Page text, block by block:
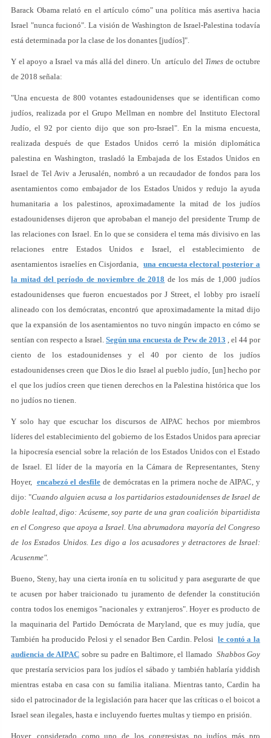
Barack Obama relató en el artículo cómo" una política más asertiva hacia
Israel "nunca fucionó". La visión de Washington de Israel-Palestina todavía
está determinada por la clase de los donantes [judíos]".
Y el apoyo a Israel va más allá del dinero. Un artículo del Times de octubre
de 2018 señala:
"Una encuesta de 800 votantes estadounidenses que se identifican como
judíos, realizada por el Grupo Mellman en nombre del Instituto Electoral
Judío, el 92 por ciento dijo que son pro-Israel". En la misma encuesta,
realizada después de que Estados Unidos cerró la misión diplomática
palestina en Washington, trasladó la Embajada de los Estados Unidos en
Israel de Tel Aviv a Jerusalén, nombró a un recaudador de fondos para los
asentamientos como embajador de los Estados Unidos y redujo la ayuda
humanitaria a los palestinos, aproximadamente la mitad de los judíos
estadounidenses dijeron que aprobaban el manejo del presidente Trump de
las relaciones con Israel. En lo que se considera el tema más divisivo en las
relaciones entre Estados Unidos e Israel, el establecimiento de
asentamientos israelíes en Cisjordania, una encuesta electoral posterior a
la mitad del período de noviembre de 2018 de los más de 1,000 judíos
estadounidenses que fueron encuestados por J Street, el lobby pro israelí
alineado con los demócratas, encontró que aproximadamente la mitad dijo
que la expansión de los asentamientos no tuvo ningún impacto en cómo se
sentían con respecto a Israel. Según una encuesta de Pew de 2013 , el 44 por
ciento de los estadounidenses y el 40 por ciento de los judíos
estadounidenses creen que Dios le dio Israel al pueblo judío, [un] hecho por
el que los judíos creen que tienen derechos en la Palestina histórica que los
no judíos no tienen.
Y solo hay que escuchar los discursos de AIPAC hechos por miembros
líderes del establecimiento del gobierno de los Estados Unidos para apreciar
la hipocresía esencial sobre la relación de los Estados Unidos con el Estado
de Israel. El líder de la mayoría en la Cámara de Representantes, Steny
Hoyer, encabezó el desfile de demócratas en la primera noche de AIPAC, y
dijo: "Cuando alguien acusa a los partidarios estadounidenses de Israel de
doble lealtad, digo: Acúseme, soy parte de una gran coalición bipartidista
en el Congreso que apoya a Israel. Una abrumadora mayoría del Congreso
de los Estados Unidos. Les digo a los acusadores y detractores de Israel:
Acusenme".
Bueno, Steny, hay una cierta ironía en tu solicitud y para asegurarte de que
te acusen por haber traicionado tu juramento de defender la constitución
contra todos los enemigos "nacionales y extranjeros". Hoyer es producto de
la maquinaria del Partido Demócrata de Maryland, que es muy judía, que
También ha producido Pelosi y el senador Ben Cardin. Pelosile contó a la
audiencia de AIPAC sobre su padre en Baltimore, el llamado Shabbos Goy
que prestaría servicios para los judíos el sábado y también hablaría yiddish
mientras estaba en casa con su familia italiana. Mientras tanto, Cardin ha
sido el patrocinador de la legislación para hacer que las críticas o el boicot a
Israel sean ilegales, hasta e incluyendo fuertes multas y tiempo en prisión.
Hoyer, considerado como uno de los congresistas no judíos más pro